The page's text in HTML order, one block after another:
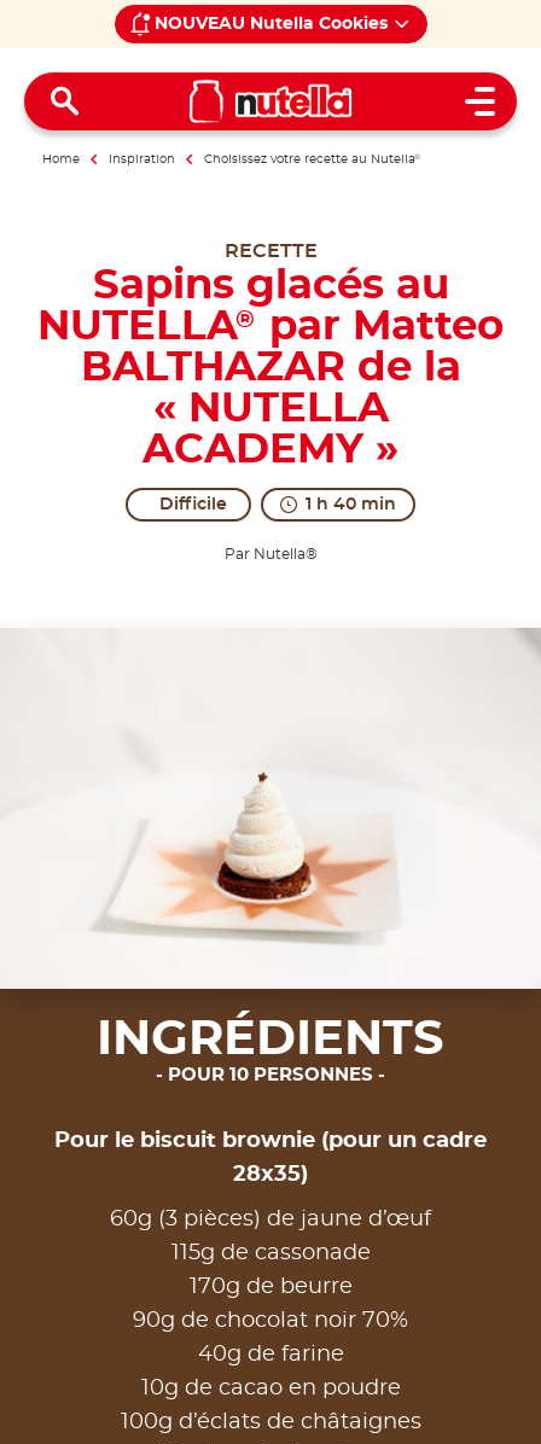
NOUVEAU Nutella Cookies
Open
Home Inspiration Choisissez votre recette au Nutella®
RECETTE
Sapins glacés au
NUTELLA®
par Matteo
BALTHAZAR de la
« NUTELLA
ACADEMY »
Difficile 1 h 40 min
Par Nutella®
INGRÉDIENTS
POUR 10 PERSONNES
Pour le biscuit brownie (pour un cadre
28x35)
60g (3 pièces) de jaune d’œuf
115g de cassonade
170g de beurre
90g de chocolat noir 70%
40g de farine
10g de cacao en poudre
100g d’éclats de châtaignes